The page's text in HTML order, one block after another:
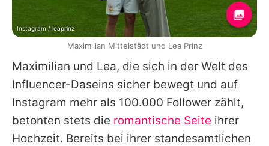
Maximilian und Lea, die sich in der Welt des
Influencer-Daseins sicher bewegt und auf
Instagram mehr als 100.000 Follower zählt,
betonten stets die romantische Seite ihrer
Hochzeit. Bereits bei ihrer standesamtlichen
Instagram / leaprinz
Maximilian Mittelstädt und Lea Prinz